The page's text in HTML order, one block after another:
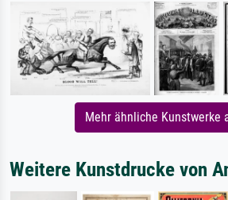
Mehr ähnliche Kunstwerke
Weitere Kunstdrucke von